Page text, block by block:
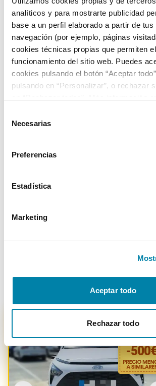
analíticos y para mostrarte publicidad
base a un perfil elaborado a partir de tus
navegación (por ejemplo, páginas
cookies técnicas propias que permiten
funcionamiento del sitio web. Puedes
cookies pulsando el botón “Aceptar
pulsando en “Personalizar”, o rechazar
Necesarias
Preferencias
Estadística
Marketing
Aceptar todo
Rechazar todo
Equipamiento*
Detalles destacados
Android Auto y Apple CarPlay
Faros Full LED
* La información de Equipamiento puede no reflejar
Más de 3.500 clientes
Otros coches
-500